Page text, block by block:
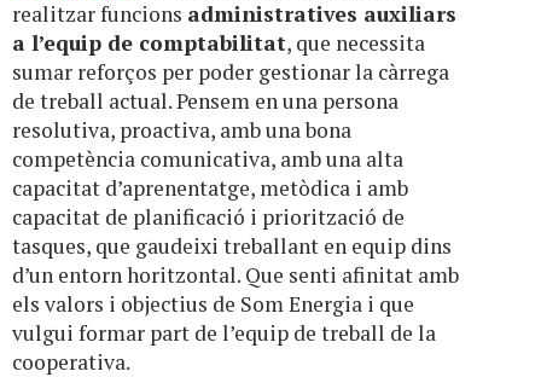
realitzar funcions administratives auxiliars
a l’equip de comptabilitat, que necessita
sumar reforços per poder gestionar la càrrega
de treball actual. Pensem en una persona
resolutiva, proactiva, amb una bona
competència comunicativa, amb una alta
capacitat d’aprenentatge, metòdica i amb
capacitat de planificació i priorització de
tasques, que gaudeixi treballant en equip dins
d’un entorn horitzontal. Que senti afinitat amb
els valors i objectius de Som Energia i que
vulgui formar part de l’equip de treball de la
cooperativa.